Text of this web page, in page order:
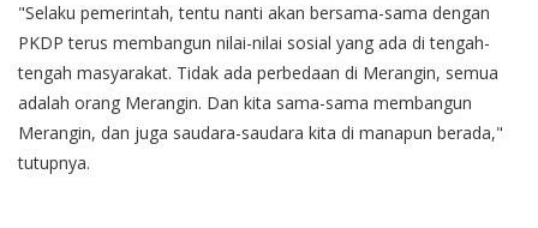
"Selaku pemerintah, tentu nanti akan bersama-sama dengan
PKDP terus membangun nilai-nilai sosial yang ada di tengah-
tengah masyarakat. Tidak ada perbedaan di Merangin, semua
adalah orang Merangin. Dan kita sama-sama membangun
Merangin, dan juga saudara-saudara kita di manapun berada,"
tutupnya.